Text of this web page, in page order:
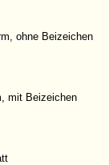
ohne Beizeichen
mit Beizeichen